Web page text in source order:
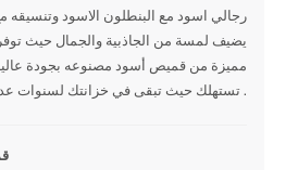
رجالي اسود مع البنطلون الاسود
يضيف لمسة من الجاذبية والجمال حيث
مميزة من قميص أسود مصنوعه بجودة
تستهلك حيث تبقى في خزانتك لسنوات عديدة .